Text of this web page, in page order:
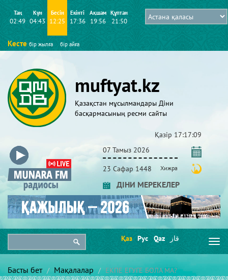
Таң
02:49
Күн
04:43
Бесін
12:25
Екінті
17:36
Ақшам
19:56
Құптан
21:50
Кесте бір жылға бір айға
muftyat.kz
Қазақстан мұсылмандары Діни
басқармасының ресми сайты
Қазір 17:17:10
07 Тамыз 2026
23 Сафар 1448 Хижра
ДІНИ МЕРЕКЕЛЕР
Қаз Рус Qaz قاز
Басты бет Мақалалар ЕКПЕ ЕГУГЕ БОЛА МА?